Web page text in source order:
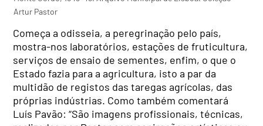
Artur Pastor
Começa a odisseia, a peregrinação pelo país,
mostra-nos laboratórios, estações de fruticultura,
serviços de ensaio de sementes, enfim, o que o
Estado fazia para a agricultura, isto a par da
multidão de registos das taregas agrícolas, das
próprias indústrias. Como também comentará
Luís Pavão: “São imagens profissionais, técnicas,